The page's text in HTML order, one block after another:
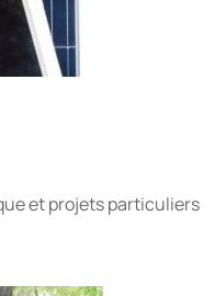
et projets particuliers